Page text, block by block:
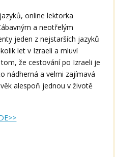
online lektorka
a neotřelým
jeden z nejstarších jazyků
let v Izraeli a mluví
že cestování po Izraeli je
nádherná a velmi zajímavá
alespoň jednou v životě